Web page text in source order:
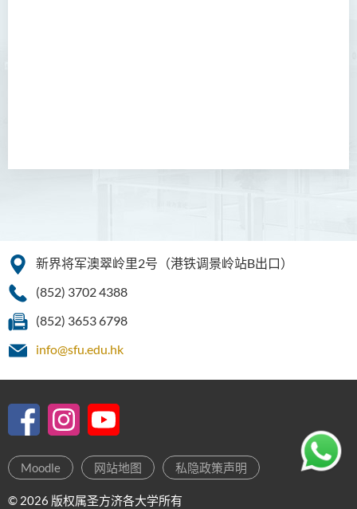
新界将军澳翠岭里2号（港铁调景岭站B出口）
(852) 3702 4388
(852) 3653 6798
info@sfu.edu.hk
Moodle 网站地图 私隐政策声明
© 2026 版权属圣方济各大学所有